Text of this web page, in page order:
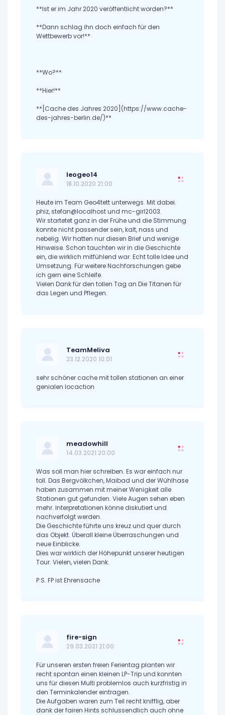
**Ist er im Jahr 2020 veröffentlicht worden?**
**Dann schlag ihn doch einfach für den
Wettbewerb vor!**
**Wo?**
**Hier!**
**[Cache des Jahres 2020](https://www.cache-
des-jahres-berlin.de/)**
leogeo14
18.10.2020 21:00
Heute im Team Geo4tett unterwegs. Mit dabei.
phiz, stefan@localhost und mc-girl2003.
Wir startetet ganz in der Frühe und die Stimmung
konnte nicht passender sein, kalt, nass und
nebelig. Wir hatten nur diesen Brief und wenige
Hinweise. Schon tauchten wir in die Geschichte
ein, die wirklich mitfühlend war. Echt tolle Idee und
Umsetzung. Für weitere Nachforschungen gebe
ich gern eine Schleife.
Vielen Dank für den tollen Tag an Die Titanen für
das Legen und Pflegen.
TeamMeliva
23.12.2020 10:01
sehr schöner cache mit tollen stationen an einer
genialen locaction
meadowhill
14.03.2021 20:00
Was soll man hier schreiben. Es war einfach nur
toll. Das Bergvölkchen, Maibad und der Wühlhase
haben zusammen mit meiner Wenigkeit alle
Stationen gut gefunden. Viele Augen sehen eben
mehr. Interpretationen könne diskutiert und
nachverfolgt werden.
Die Geschichte führte uns kreuz und quer durch
das Objekt. Überall kleine Überraschungen und
neue Einblicke.
Dies war wirklich der Höhepunkt unserer heutigen
Tour. Vielen, vielen Dank.
P.S. FP ist Ehrensache
fire-sign
29.03.2021 21:00
Für unseren ersten freien Ferientag planten wir
recht spontan einen kleinen LP-Trip und konnten
uns für diesen Multi problemlos auch kurzfristig in
den Terminkalender eintragen.
Die Aufgaben waren zum Teil recht knifflig, aber
dank der fairen Hints schlussendlich auch ohne